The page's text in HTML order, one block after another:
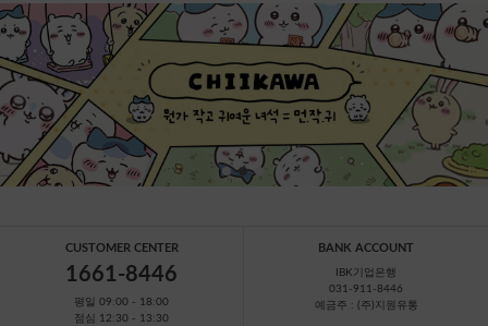
CUSTOMER CENTER
1661-8446
평일 09:00 - 18:00
점심 12:30 - 13:30
BANK ACCOUNT
IBK기업은행
031-911-8446
예금주 : (주)지원유통